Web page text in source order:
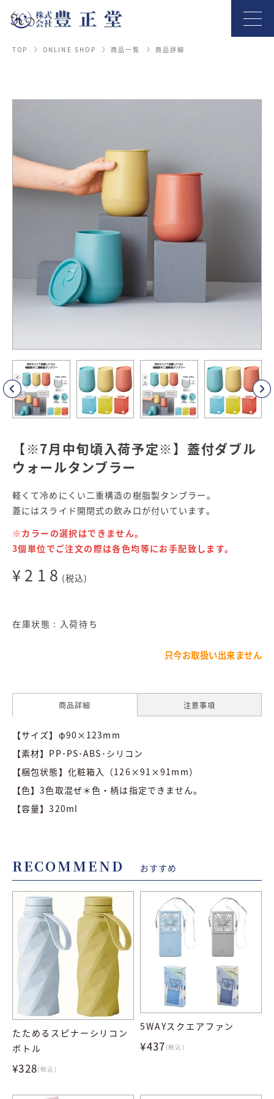
TOP ONLINE SHOP 商品一覧 商品詳細
【※7月中旬頃入荷予定※】蓋付ダブル
ウォールタンブラー
軽くて冷めにくい二重構造の樹脂製タンブラー。
蓋にはスライド開閉式の飲み口が付いています。
※カラーの選択はできません。
3個単位でご注文の際は各色均等にお手配致します。
¥218 (税込)
在庫状態 : 入荷待ち
只今お取扱い出来ません
商品詳細 注意事項
【サイズ】φ90×123mm
【素材】PP･PS･ABS･シリコン
【梱包状態】化粧箱入（126×91×91mm）
【色】3色取混ぜ＊色・柄は指定できません。
【容量】320ml
RECOMMEND おすすめ
たためるスピナーシリコン
ボトル
¥328(税込)
5WAYスクエアファン
¥437 (税込)